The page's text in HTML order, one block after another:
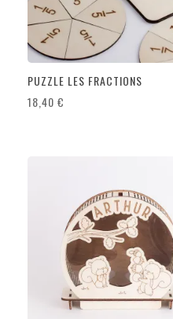
PUZZLE LES FRACTIONS
18,40€